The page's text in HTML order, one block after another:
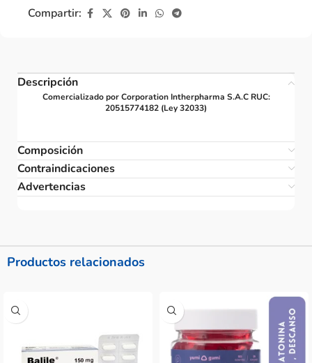
Compartir:
Descripción
Comercializado por Corporation Intherpharma S.A.C RUC:
20515774182 (Ley 32033)
Composición
Contraindicaciones
Advertencias
Productos relacionados